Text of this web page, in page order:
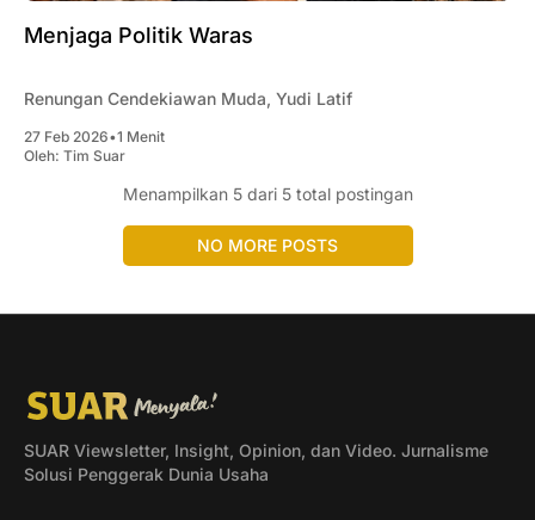
Menjaga Politik Waras
Renungan Cendekiawan Muda, Yudi Latif
27 Feb 2026•1 Menit
Oleh: Tim Suar
Menampilkan 5dari 5 total postingan
NO MORE POSTS
SUAR Viewsletter, Insight, Opinion, dan Video. Jurnalisme
Solusi Penggerak Dunia Usaha